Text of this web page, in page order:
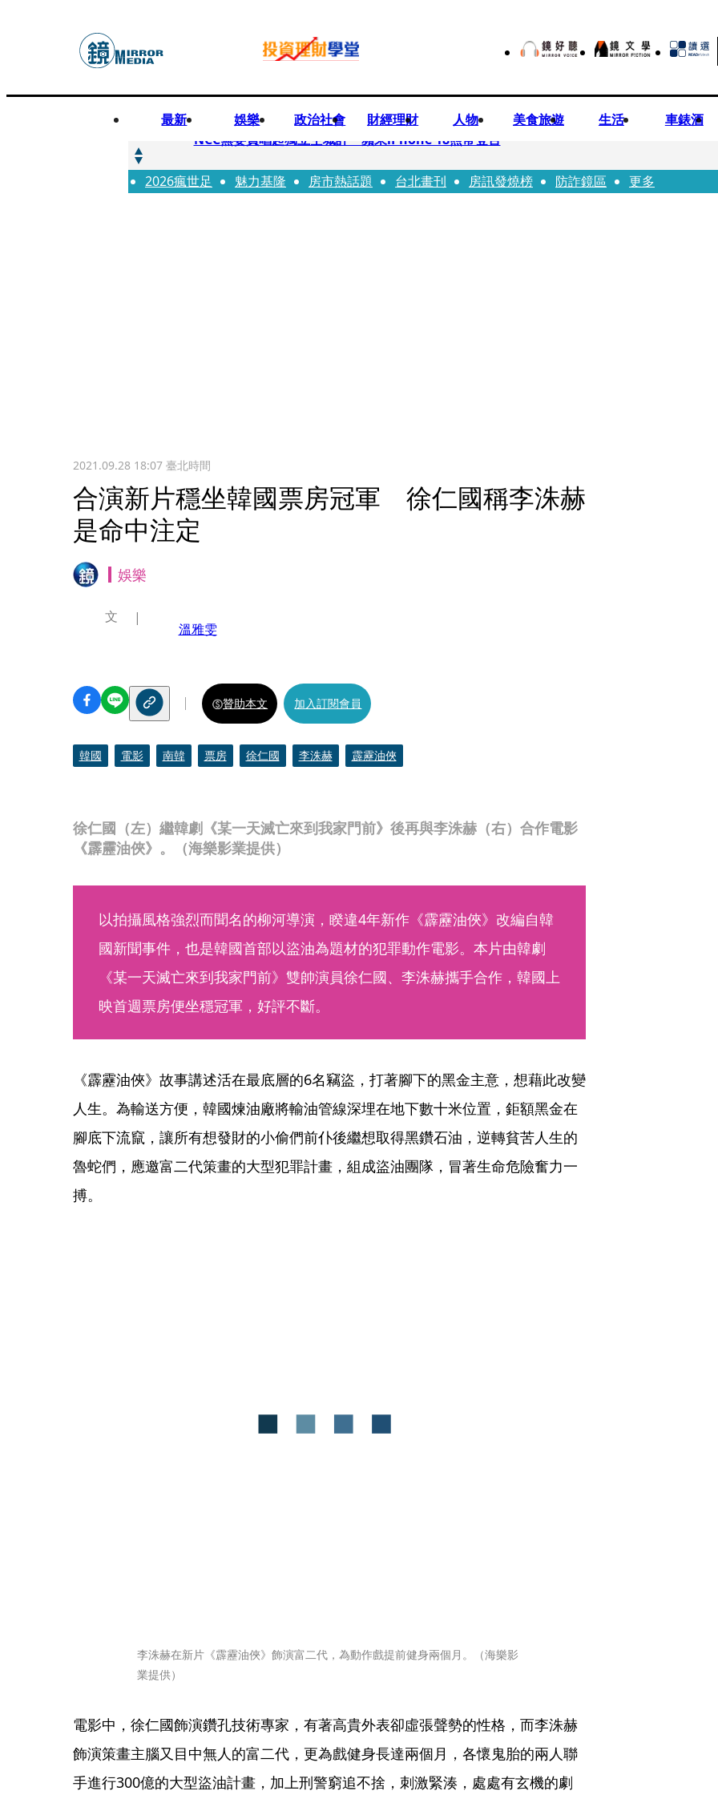
最新 娛樂 政治社會 財經理財 人物 美食旅遊 生活 車錶酒
快訊
NCC無委員唱起獨立空城計 蘋果iPhone 18照常登台
快訊
六強片齊聚桃影 小薰《祖先鬼》回桃影娘家 《長安的荔枝》桃影加映一票難求
2026瘋世足 魅力基隆 房市熱話題 台北畫刊 房訊發燒榜 防詐鏡區 更多
2021.09.28 18:07臺北時間
合演新片穩坐韓國票房冠軍 徐仁國稱李洙赫
是命中注定
娛樂
徐仁國（左）繼韓劇《某一天滅亡來到我家門前》後再與李洙赫（右）合作電影
《霹靂油俠》。（海樂影業提供）
文
溫雅雯
贊助本文 加入訂閱會員
韓國 電影 南韓 票房 徐仁國 李洙赫 霹靂油俠
以拍攝風格強烈而聞名的柳河導演，睽違4年新作《霹靂油俠》改編自韓
國新聞事件，也是韓國首部以盜油為題材的犯罪動作電影。本片由韓劇
《某一天滅亡來到我家門前》雙帥演員徐仁國、李洙赫攜手合作，韓國上
映首週票房便坐穩冠軍，好評不斷。
《霹靂油俠》故事講述活在最底層的6名竊盜，打著腳下的黑金主意，想藉此改變
人生。為輸送方便，韓國煉油廠將輸油管線深埋在地下數十米位置，鉅額黑金在
腳底下流竄，讓所有想發財的小偷們前仆後繼想取得黑鑽石油，逆轉貧苦人生的
魯蛇們，應邀富二代策畫的大型犯罪計畫，組成盜油團隊，冒著生命危險奮力一
搏。
李洙赫在新片《霹靂油俠》飾演富二代，為動作戲提前健身兩個月。（海樂影
業提供）
電影中，徐仁國飾演鑽孔技術專家，有著高貴外表卻虛張聲勢的性格，而李洙赫
飾演策畫主腦又目中無人的富二代，更為戲健身長達兩個月，各懷鬼胎的兩人聯
手進行300億的大型盜油計畫，加上刑警窮追不捨，刺激緊湊，處處有玄機的劇